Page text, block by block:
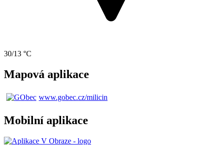
30/13 °C
Mapová aplikace
www.gobec.cz/milicin
Mobilní aplikace